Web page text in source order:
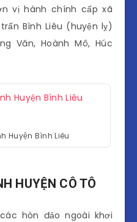
vị hành chính cấp xã
Bình Liêu (huyện lỵ)
Văn, Hoành Mô, Húc
Huyện Bình Liêu
HUYỆN CÔ TÔ
hòn đảo ngoài khơi